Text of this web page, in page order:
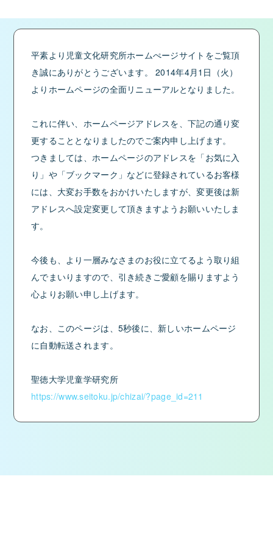
平素より児童文化研究所ホームぺージサイトをご覧頂
き誠にありがとうございます。 2014年4月1日（火）
よりホームページの全面リニューアルとなりました。
これに伴い、ホームページアドレスを、下記の通り変
更することとなりましたのでご案内申し上げます。
つきましては、ホームページのアドレスを「お気に入
り」や「ブックマーク」などに登録されているお客様
には、大変お手数をおかけいたしますが、変更後は新
アドレスへ設定変更して頂きますようお願いいたしま
す。
今後も、より一層みなさまのお役に立てるよう取り組
んでまいりますので、引き続きご愛顧を賜りますよう
心よりお願い申し上げます。
なお、このページは、5秒後に、新しいホームページ
に自動転送されます。
聖徳大学児童学研究所
https://www.seitoku.jp/chizai/?page_id=211